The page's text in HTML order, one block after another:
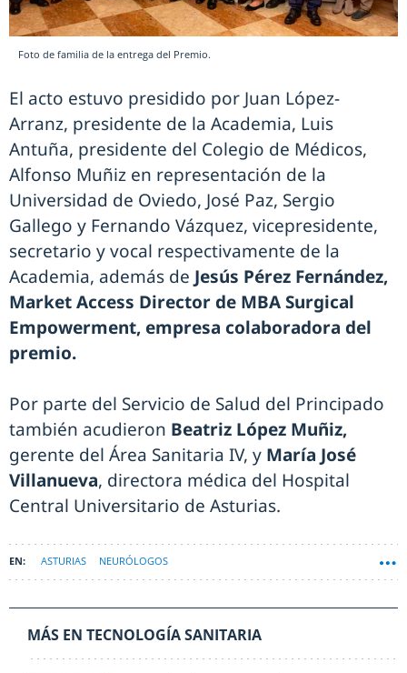
Foto de familia de la entrega del Premio.
El acto estuvo presidido por Juan López-
Arranz, presidente de la Academia, Luis
Antuña, presidente del Colegio de Médicos,
Alfonso Muñiz en representación de la
Universidad de Oviedo, José Paz, Sergio
Gallego y Fernando Vázquez, vicepresidente,
secretario y vocal respectivamente de la
Academia, además de Jesús Pérez Fernández,
Market Access Director de MBA Surgical
Empowerment, empresa colaboradora del
premio.
Por parte del Servicio de Salud del Principado
también acudieron Beatriz López Muñiz,
gerente del Área Sanitaria IV, y María José
Villanueva, directora médica del Hospital
Central Universitario de Asturias.
ASTURIAS NEURÓLOGOS
MÁS EN TECNOLOGÍA SANITARIA